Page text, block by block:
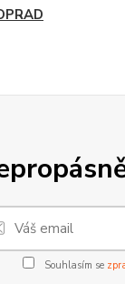
Souhlasím se